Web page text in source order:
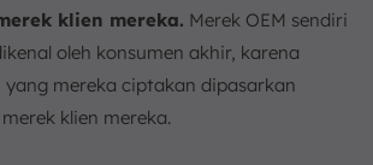
klien mereka. Merek OEM sendiri
oleh konsumen akhir, karena
mereka ciptakan dipasarkan
klien mereka.